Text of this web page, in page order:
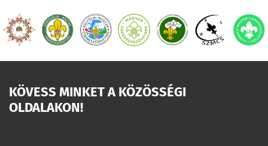
KÖVESS MINKET A KÖZÖSSÉGI
OLDALAKON!